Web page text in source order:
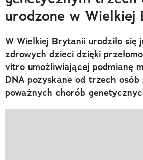
Polecane
urodzone w Wielkiej
W Wielkiej Brytanii urodziło się
zdrowych dzieci dzięki
vitro umożliwiającej podmianę
DNA pozyskane od trzech osób
poważnych chorób